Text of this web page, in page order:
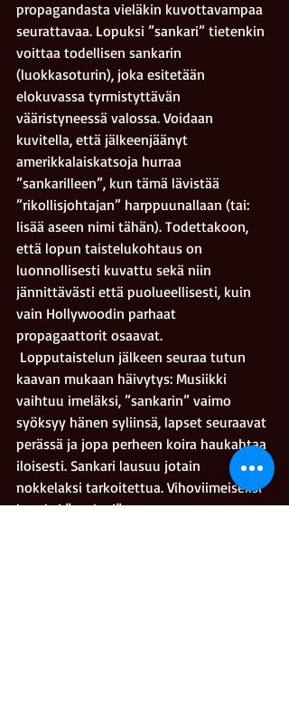
propagandasta vieläkin kuvottavampaa
seurattavaa. Lopuksi ”sankari” tietenkin
voittaa todellisen sankarin
(luokkasoturin), joka esitetään
elokuvassa tyrmistyttävän
vääristyneessä valossa. Voidaan
kuvitella, että jälkeenjäänyt
amerikkalaiskatsoja hurraa
”sankarilleen”, kun tämä lävistää
”rikollisjohtajan” harppuunallaan (tai:
lisää aseen nimi tähän). Todettakoon,
että lopun taistelukohtaus on
luonnollisesti kuvattu sekä niin
jännittävästi että puolueellisesti, kuin
vain Hollywoodin parhaat
propagaattorit osaavat.
kaavan mukaan häivytys: Musiikki
vaihtuu imeläksi, ”sankarin” vaimo
syöksyy hänen syliinsä, lapset seuraavat
perässä ja jopa perheen koira haukahtaa
iloisesti. Sankari lausuu jotain
nokkelaksi tarkoitettua. Vihoviimeiseksi
lopuksi ”sankari” saa